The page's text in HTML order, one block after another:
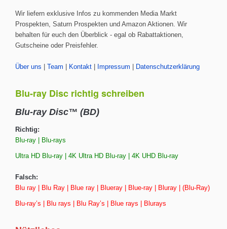
Wir liefern exklusive Infos zu kommenden Media Markt
Prospekten, Saturn Prospekten und Amazon Aktionen. Wir
behalten für euch den Überblick - egal ob Rabattaktionen,
Gutscheine oder Preisfehler.
Über uns Team Kontakt Impressum Datenschutzerklärung
Blu-ray Disc richtig schreiben
Blu-ray Disc™ (BD)
Richtig:
Blu-ray | Blu-rays
Ultra HD Blu-ray | 4K Ultra HD Blu-ray | 4K UHD Blu-ray
Falsch:
Blu ray | Blu Ray | Blue ray | Blueray | Blue-ray | Bluray | (Blu-Ray)
Blu-ray’s | Blu rays | Blu Ray’s | Blue rays | Blurays